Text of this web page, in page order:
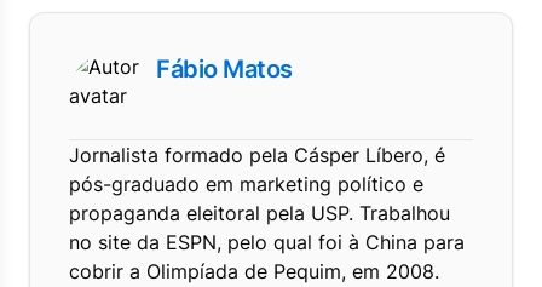
Fábio Matos
Jornalista formado pela Cásper Líbero, é
pós-graduado em marketing político e
propaganda eleitoral pela USP. Trabalhou
no site da ESPN, pelo qual foi à China para
cobrir a Olimpíada de Pequim, em 2008.